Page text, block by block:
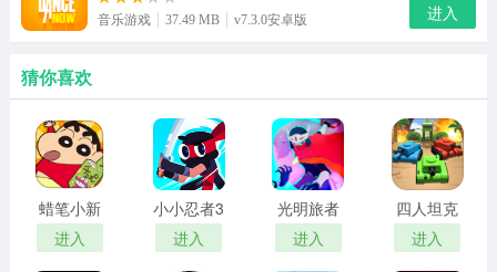
音乐游戏 37.49 MB v7.3.0安卓版 进入
猜你喜欢
蜡笔小新
跑酷
进入
小小忍者3
免费版
进入
光明旅者
内置菜单
版
进入
四人坦克
大战手游
进入